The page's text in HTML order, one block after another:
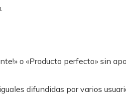
o «Producto perfecto» sin
difundidas por varios